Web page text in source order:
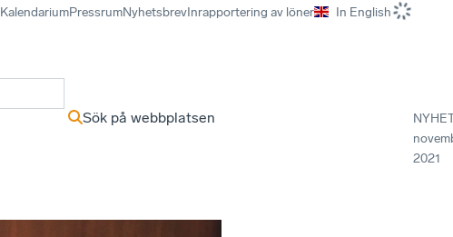
KalendariumPressrumNyhetsbrevInrapportering av löner In English
Sök på webbplatsen
2021